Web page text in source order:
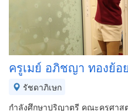
ครูเมย์ อภิชญา ทองย้อย
รัชดาภิเษก
กำลังศึกษาปริญาตรี คณะครุศาส